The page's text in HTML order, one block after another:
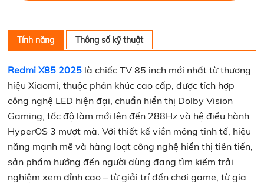
Tính năng Thông số kỹ thuật
Redmi X85 2025 là chiếc TV 85 inch mới nhất từ thương
hiệu Xiaomi, thuộc phân khúc cao cấp, được tích hợp
công nghệ LED hiện đại, chuẩn hiển thị Dolby Vision
Gaming, tốc độ làm mới lên đến 288Hz và hệ điều hành
HyperOS 3 mượt mà. Với thiết kế viền mỏng tinh tế, hiệu
năng mạnh mẽ và hàng loạt công nghệ hiển thị tiên tiến,
sản phẩm hướng đến người dùng đang tìm kiếm trải
nghiệm xem đỉnh cao – từ giải trí đến chơi game, từ gia